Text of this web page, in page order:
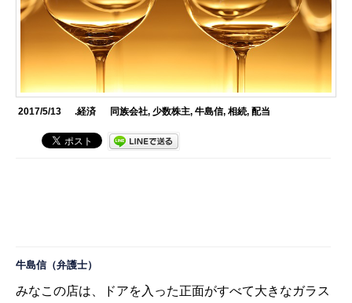
2017/5/13 .経済 同族会社, 少数株主, 牛島信, 相続, 配当
牛島信 （弁護士）
みなこの店は、ドアを入った正面がすべて大きなガラス